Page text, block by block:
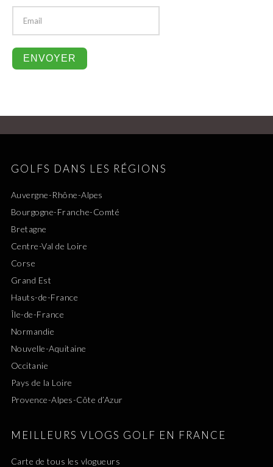
GOLFS DANS LES RÉGIONS
Auvergne-Rhône-Alpes
Bourgogne-Franche-Comté
Bretagne
Centre-Val de Loire
Corse
Grand Est
Hauts-de-France
Île-de-France
Normandie
Nouvelle-Aquitaine
Occitanie
Pays de la Loire
Provence-Alpes-Côte d’Azur
MEILLEURS VLOGS GOLF EN FRANCE
Carte de tous les vlogueurs